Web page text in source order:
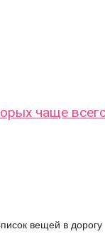
чаще
вещей в дорогу